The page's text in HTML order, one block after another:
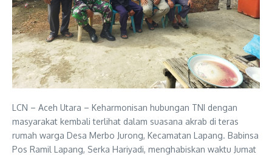
LCN – Aceh Utara – Keharmonisan hubungan TNI dengan
masyarakat kembali terlihat dalam suasana akrab di teras
rumah warga Desa Merbo Jurong, Kecamatan Lapang. Babinsa
Pos Ramil Lapang, Serka Hariyadi, menghabiskan waktu Jumat